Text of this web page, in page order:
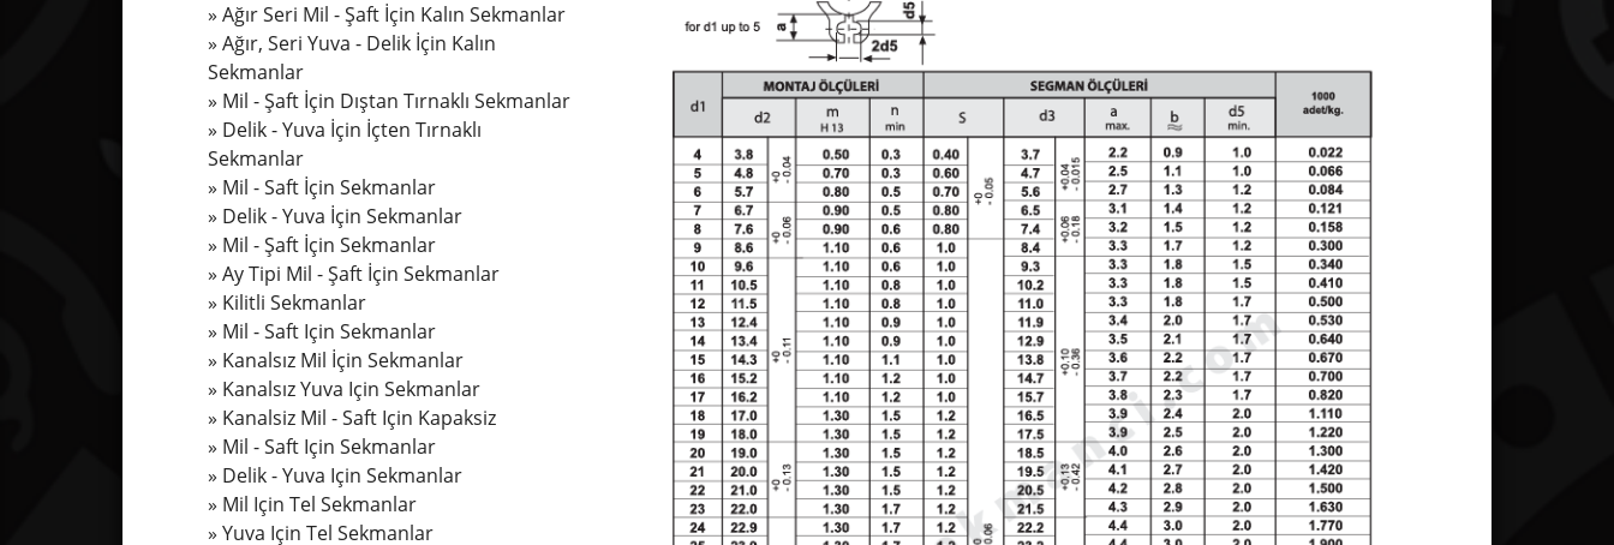
Ağır Seri Mil - Şaft İçin Kalın Sekmanlar
Ağır, Seri Yuva - Delik İçin Kalın
Sekmanlar
Mil - Şaft İçin Dıştan Tırnaklı Sekmanlar
Delik - Yuva İçin İçten Tırnaklı
Sekmanlar
Mil - Saft İçin Sekmanlar
Delik - Yuva İçin Sekmanlar
Mil - Şaft İçin Sekmanlar
Ay Tipi Mil - Şaft İçin Sekmanlar
Kilitli Sekmanlar
Mil - Saft Için Sekmanlar
Kanalsız Mil İçin Sekmanlar
Kanalsız Yuva Için Sekmanlar
Kanalsiz Mil - Saft Için Kapaksiz
Mil - Saft Için Sekmanlar
Delik - Yuva Için Sekmanlar
Mil Için Tel Sekmanlar
Yuva Için Tel Sekmanlar